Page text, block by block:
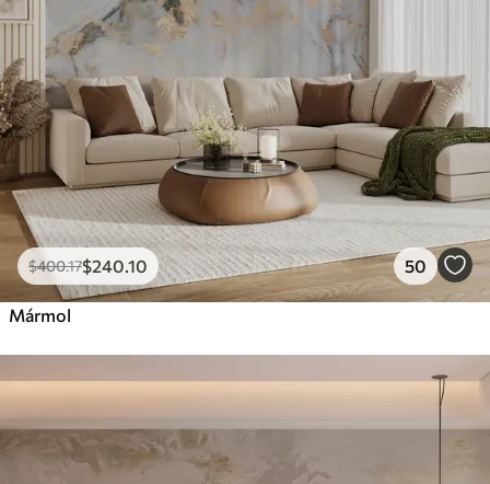
$400.17$240.10 50
Mármol